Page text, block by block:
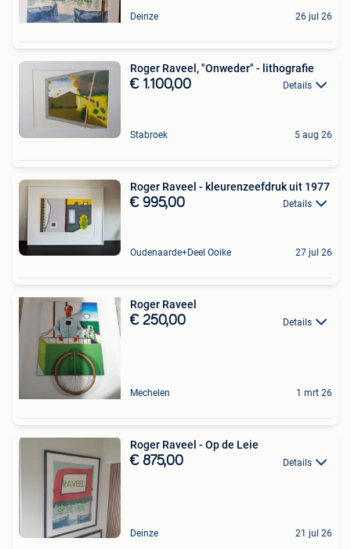
Deinze 26 jul 26
Roger Raveel, "Onweder" - lithografie
€ 1.100,00 Details
Stabroek 5 aug 26
Roger Raveel - kleurenzeefdruk uit 1977
€ 995,00 Details
Oudenaarde+Deel Ooike 27 jul 26
Roger Raveel
€ 250,00 Details
Mechelen 1 mrt 26
Roger Raveel - Op de Leie
€ 875,00 Details
Deinze 21 jul 26